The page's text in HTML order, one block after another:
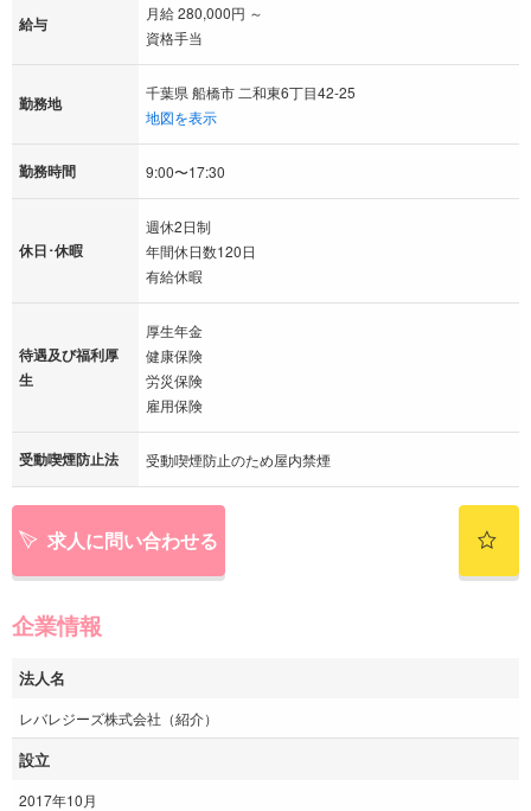
給与
月給 280,000円 ～
資格手当
勤務地
千葉県 船橋市 二和東6丁目42-25
地図を表示
勤務時間 9:00〜17:30
休日･休暇
週休2日制
年間休日数120日
有給休暇
待遇及び福利厚
生
厚生年金
健康保険
労災保険
雇用保険
受動喫煙防止法 受動喫煙防止のため屋内禁煙
求人に問い合わせる
企業情報
法人名
レバレジーズ株式会社（紹介）
設立
2017年10月